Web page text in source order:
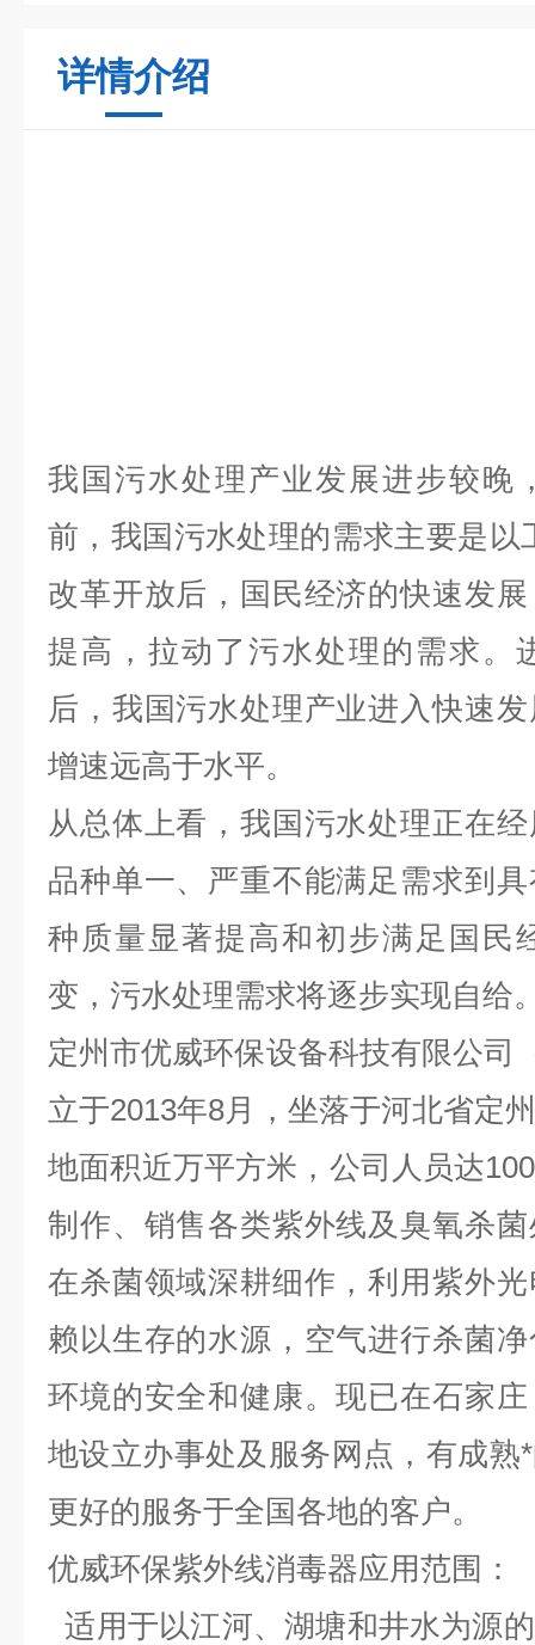
详情介绍
我国污水处理产业发展进步较晚
前，我国污水处理的需求主要是以
改革开放后，国民经济的快速发
提高，拉动了污水处理的需求。
后，我国污水处理产业进入快速
增速远高于水平。
从总体上看，我国污水处理正在
品种单一、严重不能满足需求到
种质量显著提高和初步满足国民
变，污水处理需求将逐步实现自给
定州市优威环保设备科技有限公司
立于2013年8月，坐落于河北省定
地面积近万平方米，公司人员达
制作、销售各类紫外线及臭氧杀
在杀菌领域深耕细作，利用紫外
赖以生存的水源，空气进行杀菌
环境的安全和健康。现已在石家
地设立办事处及服务网点，有成熟
更好的服务于全国各地的客户。
优威环保紫外线消毒器应用范围：
适用于以江河、湖塘和井水为源